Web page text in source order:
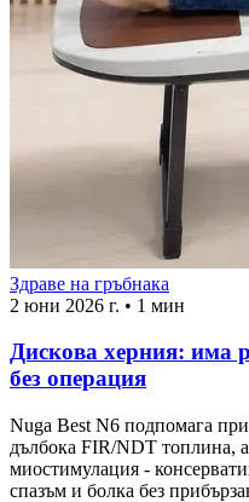
Здраве на гръбнака
2 юни 2026 г. • 1 мин
Дискова херния: има
без операция
Nuga Best N6 подпомага
дълбока FIR/NDT топлина,
миостимулация -
спазъм и болка без